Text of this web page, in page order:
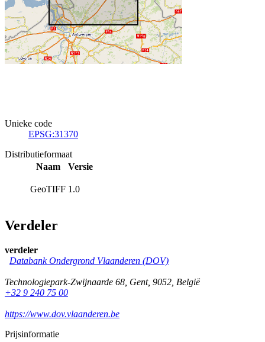
Unieke code
EPSG:31370
Distributieformaat
Naam
Versie
GeoTIFF 1.0
Verdeler
verdeler
Databank Ondergrond Vlaanderen (DOV)
Technologiepark-Zwijnaarde 68, Gent, 9052, België
+32 9 240 75 00
https://www.dov.vlaanderen.be
Prijsinformatie